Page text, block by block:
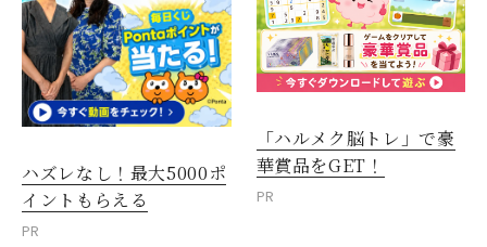
ハズレなし！最大5000ポ
イントもらえる
PR
「ハルメク脳トレ」で豪
華賞品をGET！
PR